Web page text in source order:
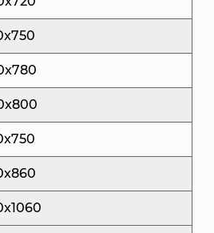
производства,
из высокотвердых и
что форма
использования, не
долговечности и
среда уникальна.
дизайнерские решения,